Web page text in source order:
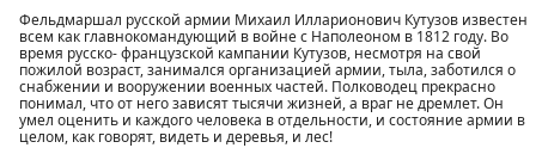
Фельдмаршал русской армии Михаил Илларионович Кутузов известен
всем как главнокомандующий в войне с Наполеоном в 1812 году. Во
время русско- французской кампании Кутузов, несмотря на свой
пожилой возраст, занимался организацией армии, тыла, заботился о
снабжении и вооружении военных частей. Полководец прекрасно
понимал, что от него зависят тысячи жизней, а враг не дремлет. Он
умел оценить и каждого человека в отдельности, и состояние армии в
целом, как говорят, видеть и деревья, и лес!